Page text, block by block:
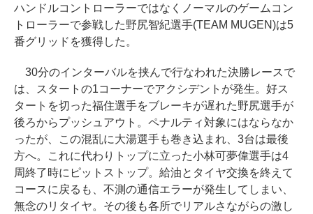
ハンドルコントローラーではなくノーマルのゲームコン
トローラーで参戦した野尻智紀選手(TEAM MUGEN)は5
番グリッドを獲得した。
30分のインターバルを挟んで行なわれた決勝レースで
は、スタートの1コーナーでアクシデントが発生。好ス
タートを切った福住選手をブレーキが遅れた野尻選手が
後ろからプッシュアウト。ペナルティ対象にはならなか
ったが、この混乱に大湯選手も巻き込まれ、3台は最後
方へ。これに代わりトップに立った小林可夢偉選手は4
周終了時にピットストップ。給油とタイヤ交換を終えて
コースに戻るも、不測の通信エラーが発生してしまい、
無念のリタイヤ。その後も各所でリアルさながらの激し